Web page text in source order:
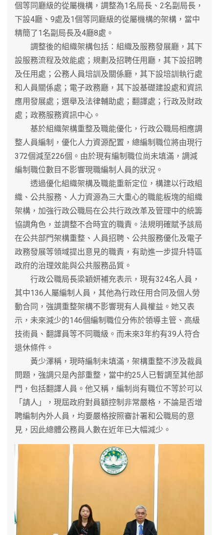
個等同廳級的從屬機構，調整為1名局長、2名副局長，
下設4廳、9處及1個等同廳級的從屬機構的架構，當中
精簡了1名副局長及4廳8處。
調整後的組織架構包括：組織及服務發展廳，其下
設服務流程及效能處；規劃及招聘任用廳，其下設招聘
及任用處；公務人員培訓及關係廳，其下設培訓執行處
和人員關係處；電子政務廳，其下設基礎建設處和資訊
應用發展處；選舉及法律輔助處；翻譯處；行政及財政
處；政務服務資訊中心。
基於組織架構重整及職能優化，行政公職局相應調
整人員編制，優化人力資源配置，總編制職位將由現行
372個減至226個。由於現有編制職位尚未填滿，調減
編制職位數目不影響現職編制人員的狀況。
透過優化組織架構及職能重新定位，構建以行政組
織、公共服務、人力資源為三大重心的職能板塊的組織
架構，加強行政公職局在公共行政改革及管理中的統籌
協調角色，並調整不合時宜的職責。法規明確賦予該局
在公共部門架構重整、人員招聘、公共服務優化及電子
政務發展等領域提出意見的職責，有助進一步提升特區
政府的治理效能與公共服務品質。
行政公職局長梁穎妍補充表示，現有324名人員，
其中136人屬編制人員，其他為行政任用合同及個人勞
動合同，強調重整架構不影響現有人員權益。她又表
示，未來減少的146個編制職位分佈於領導主管、高級
技術員、翻譯員等不同職級。而未來3年約有39人符合
退休條件。
黃少澤稱，現時編制未填滿，架構重整不涉及裁員
問題，強調只是內部重整，當中約25人已暫調至其他部
門，包括翻譯人員。他又稱，編制尚有職位不等於可以
「請人」，現屆政府對員額控制非常嚴格，不論是否增
聘編制內外人員，均要嚴格按照審計署和公職局的意
見，因此總體公務員人數在近年已大幅減少。